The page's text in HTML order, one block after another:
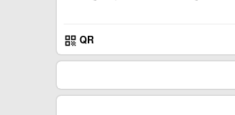
QR
qr_code